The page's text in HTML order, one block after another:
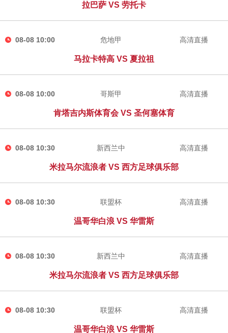
拉巴萨 VS 劳托卡
08-08 10:00 危地甲
马拉卡特高 VS 夏拉祖
高清直播
08-08 10:00 哥斯甲
肯塔吉内斯体育会 VS 圣何塞体育
高清直播
08-08 10:30 新西兰中
米拉马尔流浪者 VS 西方足球俱乐部
高清直播
08-08 10:30 联盟杯
温哥华白浪 VS 华雷斯
高清直播
08-08 10:30 新西兰中
米拉马尔流浪者 VS 西方足球俱乐部
高清直播
08-08 10:30 联盟杯
温哥华白浪 VS 华雷斯
高清直播